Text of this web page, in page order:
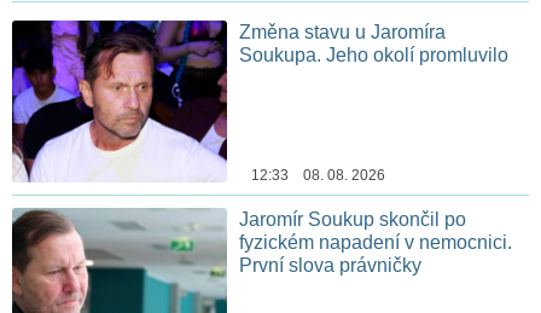
Změna stavu u Jaromíra
Soukupa. Jeho okolí promluvilo
12:33 08. 08. 2026
Jaromír Soukup skončil po
fyzickém napadení v nemocnici.
První slova právničky